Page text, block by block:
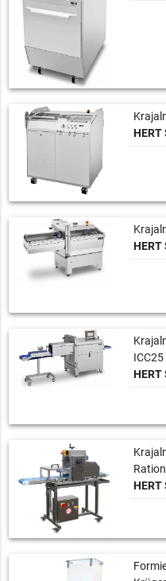
HERT
HERT
HERT
HERT